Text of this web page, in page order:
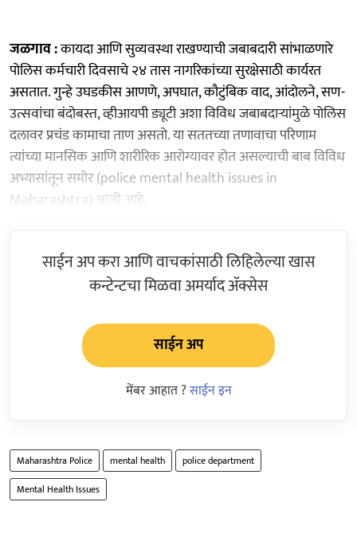
जळगाव :कायदा आणि सुव्यवस्था राखण्याची जबाबदारी सांभाळणारे
पोलिस कर्मचारी दिवसाचे २४ तास नागरिकांच्या सुरक्षेसाठी कार्यरत
असतात. गुन्हे उघडकीस आणणे, अपघात, कौटुंबिक वाद, आंदोलने, सण-
उत्सवांचा बंदोबस्त, व्हीआयपी ड्यूटी अशा विविध जबाबदाऱ्यांमुळे पोलिस
दलावर प्रचंड कामाचा ताण असतो. या सततच्या तणावाचा परिणाम
त्यांच्या मानसिक आणि शारीरिक आरोग्यावर होत असल्याची बाब विविध
अभ्यासांतून समोर (police mental health issues in
Maharashtra) आली आहे.
साईन अप करा आणि वाचकांसाठी लिहिलेल्या खास
कन्टेन्टचा मिळवा अमर्याद ॲक्सेस
साईन अप
मेंबर आहात ?साईन इन
Maharashtra Police mental health
police department
Mental Health Issues